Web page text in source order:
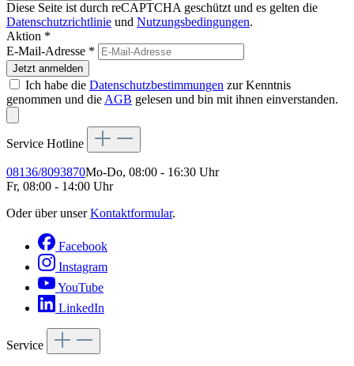
Diese Seite ist durch reCAPTCHA geschützt und es gelten die
Datenschutzrichtlinie und Nutzungsbedingungen.
Aktion *
E-Mail-Adresse *
Jetzt anmelden
Ich habe die Datenschutzbestimmungen zur Kenntnis
genommen und die AGB gelesen und bin mit ihnen einverstanden.
Service Hotline
08136/8093870Mo-Do, 08:00 - 16:30 Uhr
Fr, 08:00 - 14:00 Uhr
Oder über unserKontaktformular.
Facebook
Instagram
YouTube
LinkedIn
Service